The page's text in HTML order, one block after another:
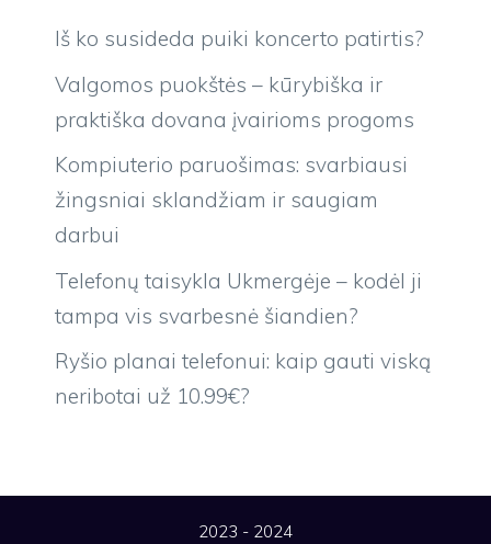
Iš ko susideda puiki koncerto patirtis?
Valgomos puokštės – kūrybiška ir
praktiška dovana įvairioms progoms
Kompiuterio paruošimas: svarbiausi
žingsniai sklandžiam ir saugiam
darbui
Telefonų taisykla Ukmergėje – kodėl ji
tampa vis svarbesnė šiandien?
Ryšio planai telefonui: kaip gauti viską
neribotai už 10.99€?
2023 - 2024